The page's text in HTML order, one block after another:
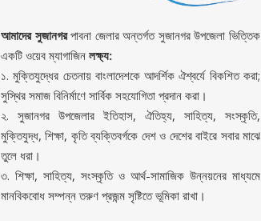
আমাদের সুজানগরপাবনা জেলার অন্তর্গত সুজানগর উপজেলা ভিত্তিক
একটি ওয়েব ম্যাগাজিন লক্ষ্য:
১. মুক্তিযুদ্ধের চেতনায় বাংলাদেশকে আদর্শিক ঐশ্বর্যে বিকশিত করা;
সুস্থির সমাজ বিনির্মাণে সার্বিক সহযোগিতা প্রদান করা।
২. সুজানগর উপজেলার ইতিহাস, ঐতিহ্য, সাহিত্য, সংস্কৃতি,
মুক্তিযুদ্ধ, শিক্ষা, কৃতি ব্যক্তিবর্গকে দেশ ও দেশের বাইরে সবার মাঝে
তুলে ধরা।
৩. শিক্ষা, সাহিত্য, সংস্কৃতি ও আর্থ-সামাজিক উন্নয়নের মাধ্যমে
মানবিকবোধ সম্পন্ন তরুণ প্রজন্ম সৃষ্টিতে ভূমিকা রাখা।